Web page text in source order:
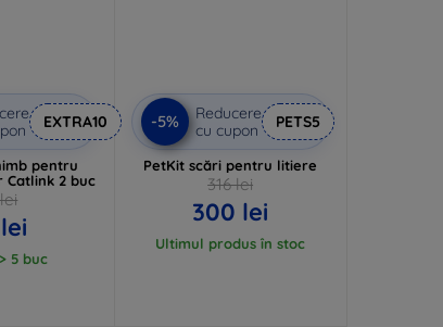
EXTRA10
pentru
Catlink 2 buc
5 buc
-5%
Reducere
cu cupon
PETS5
PetKit scări pentru litiere
316 lei
300 lei
Ultimul produs în stoc